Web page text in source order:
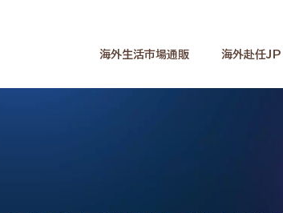
海外生活市場通販 海外赴任JP